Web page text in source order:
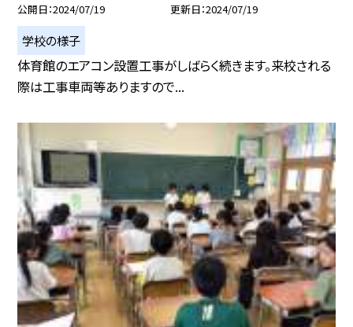
公開日 2024/07/19 更新日 2024/07/19
学校の様子
体育館のエアコン設置工事がしばらく続きます。来校される
際は工事車両等ありますので...